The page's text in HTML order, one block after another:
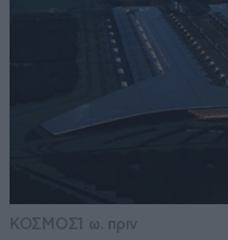
ΚΟΣΜΟΣ1 ω. πριν